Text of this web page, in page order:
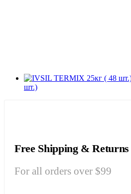
шт.)
Free Shipping & Returns
For all orders over $99